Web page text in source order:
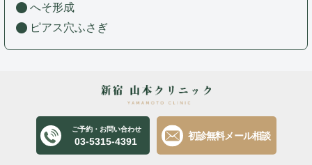
へそ形成
ピアス穴ふさぎ
ご予約・お問い合わせ
03-5315-4391
初診無料メール相談